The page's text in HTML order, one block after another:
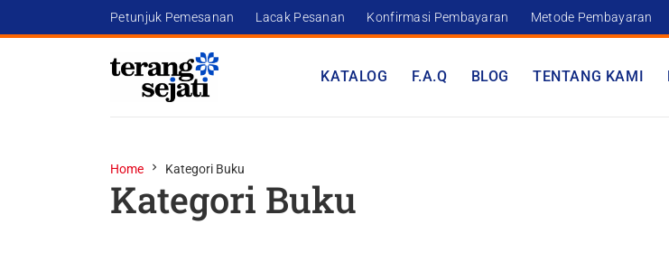
Petunjuk Pemesanan Lacak Pesanan Konfirmasi Pembayaran Metode Pembayaran
KATALOG F.A.Q BLOG TENTANG KAMI
Kategori Buku
Home Kategori Buku